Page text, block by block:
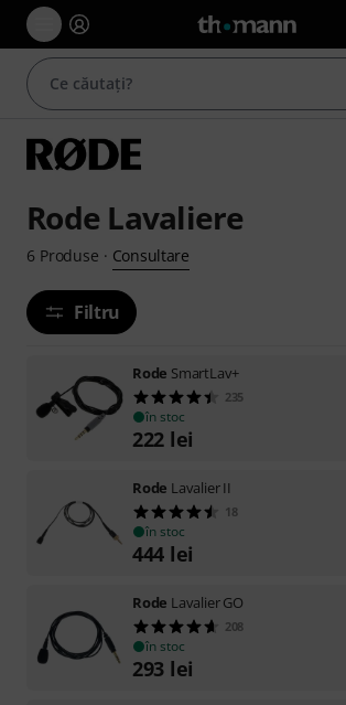
Rode Lavaliere
6 Produse · Consultare
Filtru
Rode SmartLav+
235
în stoc
222 lei
Rode Lavalier II
18
în stoc
444 lei
Rode Lavalier GO
208
în stoc
293 lei